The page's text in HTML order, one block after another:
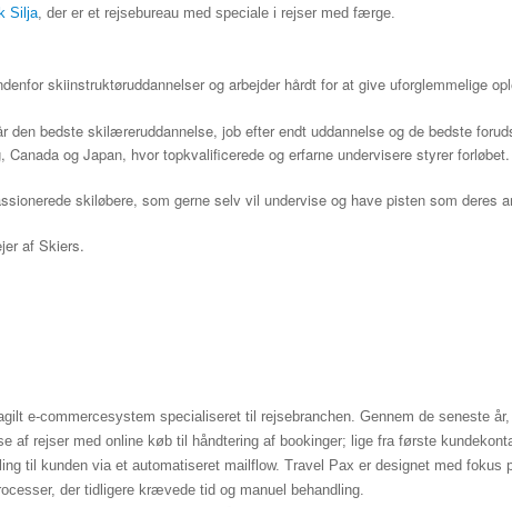
Silja, der er et rejsebureau med speciale i rejser med færge.
skiinstruktøruddannelser og arbejder hårdt for at give uforglemmelige
den bedste skilæreruddannelse, job efter endt uddannelse og de bedste
og Japan, hvor topkvalificerede og erfarne undervisere styrer forløbet.
skiløbere, som gerne selv vil undervise og have pisten som deres
af Skiers.
e-commercesystem specialiseret til rejsebranchen. Gennem de seneste
af rejser med online køb til håndtering af bookinger; lige fra første
til kunden via et automatiseret mailflow. Travel Pax er designet med
der tidligere krævede tid og manuel behandling.